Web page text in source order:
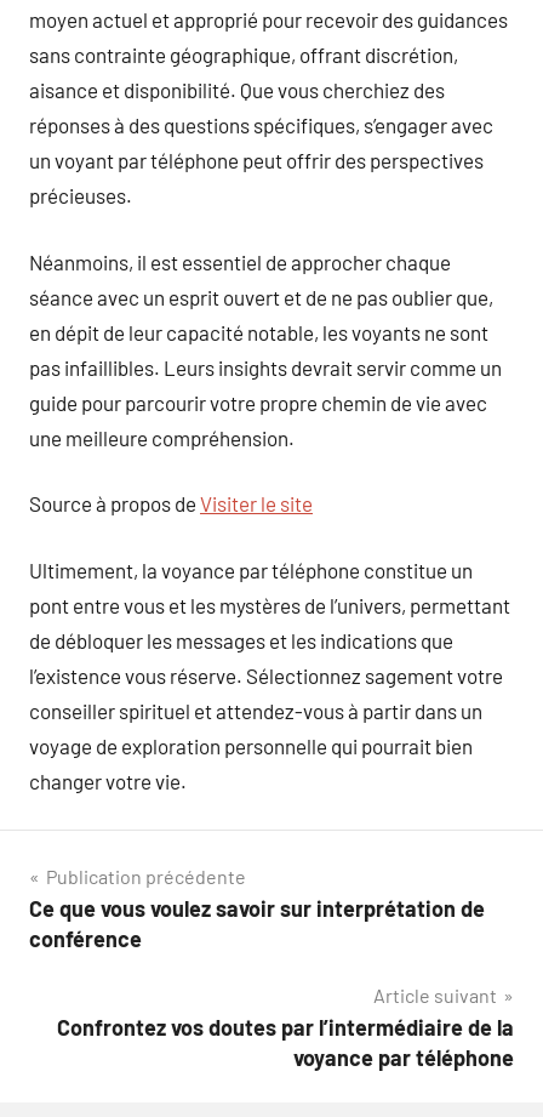
moyen actuel et approprié pour recevoir des guidances
sans contrainte géographique, offrant discrétion,
aisance et disponibilité. Que vous cherchiez des
réponses à des questions spécifiques, s’engager avec
un voyant par téléphone peut offrir des perspectives
précieuses.
Néanmoins, il est essentiel de approcher chaque
séance avec un esprit ouvert et de ne pas oublier que,
en dépit de leur capacité notable, les voyants ne sont
pas infaillibles. Leurs insights devrait servir comme un
guide pour parcourir votre propre chemin de vie avec
une meilleure compréhension.
Source à propos de Visiter le site
Ultimement, la voyance par téléphone constitue un
pont entre vous et les mystères de l’univers, permettant
de débloquer les messages et les indications que
l’existence vous réserve. Sélectionnez sagement votre
conseiller spirituel et attendez-vous à partir dans un
voyage de exploration personnelle qui pourrait bien
changer votre vie.
Navigation
de
Publication précédente
Ce que vous voulez savoir sur interprétation de
conférence
Article suivant
Confrontez vos doutes par l’intermédiaire de la
voyance par téléphone